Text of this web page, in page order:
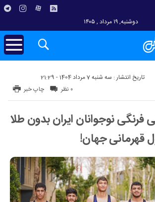
دوشنبه, ۱۹ مرداد , ۱۴۰۵
تاریخ انتشار : سه شنبه 7 مرداد 1404 - 21:29
چاپ خبر ۰ نظر
نوجوانان ایران بدون طلا
قهرمانی جهان!